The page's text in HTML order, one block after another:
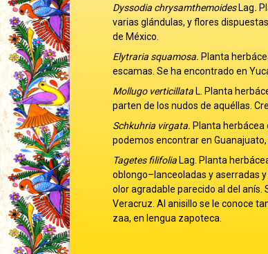
Dyssodia chrysamthemoides Lag.
varias glándulas, y flores
de México.
Elytraria squamosa. Planta
escamas. Se ha encontrado en
Mollugo verticillata L. Planta
parten de los nudos de aquéllas.
Schkuhria virgata. Planta herbácea
podemos encontrar en
Tagetes filifolia Lag. Planta
oblongo–lanceoladas y aserradas
olor agradable parecido al del anís.
Veracruz. Al anisillo se le conoce
zaa, en lengua zapoteca.